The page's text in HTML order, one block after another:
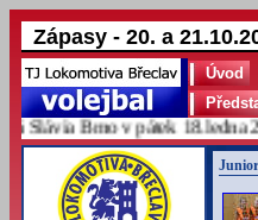
Zápasy - 20. a
Úvod
Brno v pátek 18.ledna